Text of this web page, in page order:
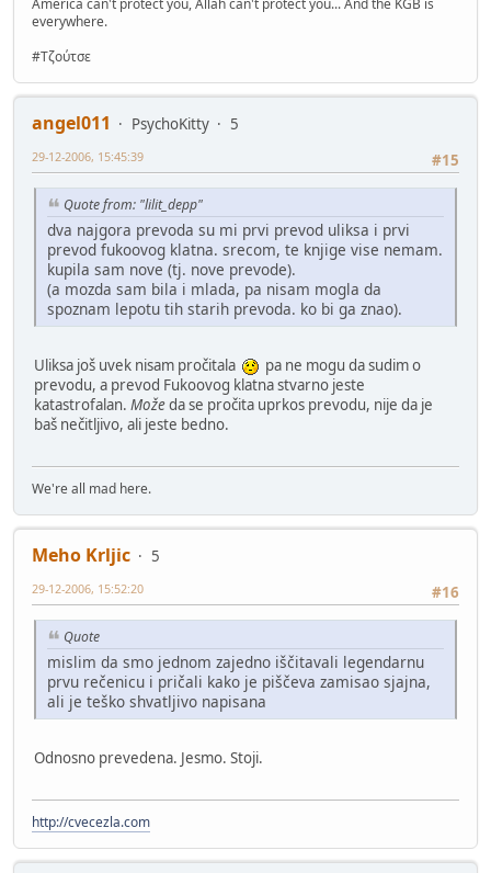
everywhere.
#Τζούτσε
angel011 PsychoKitty
5
#15
29-12-2006, 15:45:39
Quote from: "lilit_depp"
dva najgora prevoda su mi prvi prevod uliksa i prvi
prevod fukoovog klatna. srecom, te knjige vise nemam.
kupila sam nove (tj. nove prevode).
(a mozda sam bila i mlada, pa nisam mogla da
spoznam lepotu tih starih prevoda. ko bi ga znao).
Uliksa još uvek nisam pročitala
pa ne mogu da sudim o
prevodu, a prevod Fukoovog klatna stvarno jeste
katastrofalan. Možeda se pročita uprkos prevodu, nije da je
baš nečitljivo, ali jeste bedno.
We're all mad here.
Meho Krljic
5
#16
29-12-2006, 15:52:20
Quote
mislim da smo jednom zajedno iščitavali legendarnu
prvu rečenicu i pričali kako je piščeva zamisao sjajna,
ali je teško shvatljivo napisana
Odnosno prevedena. Jesmo. Stoji.
http://cvecezla.com